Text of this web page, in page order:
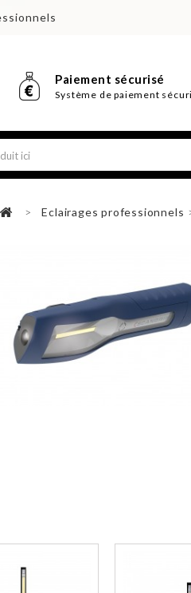
Paiement sécurisé
Système de paiement
> Eclairages professionnels